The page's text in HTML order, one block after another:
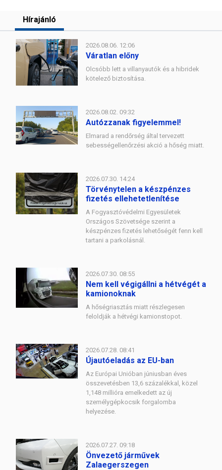
Hírajánló
2026.08.06. 12:06
Váratlan előny
Olcsóbb lett a villanyautók és a hibridek
kötelező biztosítása.
2026.08.02. 09:32
Autózzanak figyelemmel!
Elmarad a rendőrség által tervezett
sebességellenőrzési akció a hőség miatt.
2026.07.30. 14:24
Törvénytelen a készpénzes
fizetés ellehetetlenítése
A Fogyasztóvédelmi Egyesületek
Országos Szövetsége szerint a
készpénzes fizetés lehetőségét fenn kell
tartani a parkolásnál.
2026.07.30. 08:55
Nem kell végigállni a hétvégét a
kamionoknak
A hőségriasztás miatt részlegesen
feloldják a hétvégi kamionstopot.
2026.07.28. 08:41
Újautóeladás az EU-ban
Az Európai Unióban júniusban éves
összevetésben 13,6 százalékkal, közel
1,148 millióra emelkedett az új
személygépkocsik forgalomba
helyezése.
2026.07.27. 09:18
Önvezető járművek
Zalaegerszegen